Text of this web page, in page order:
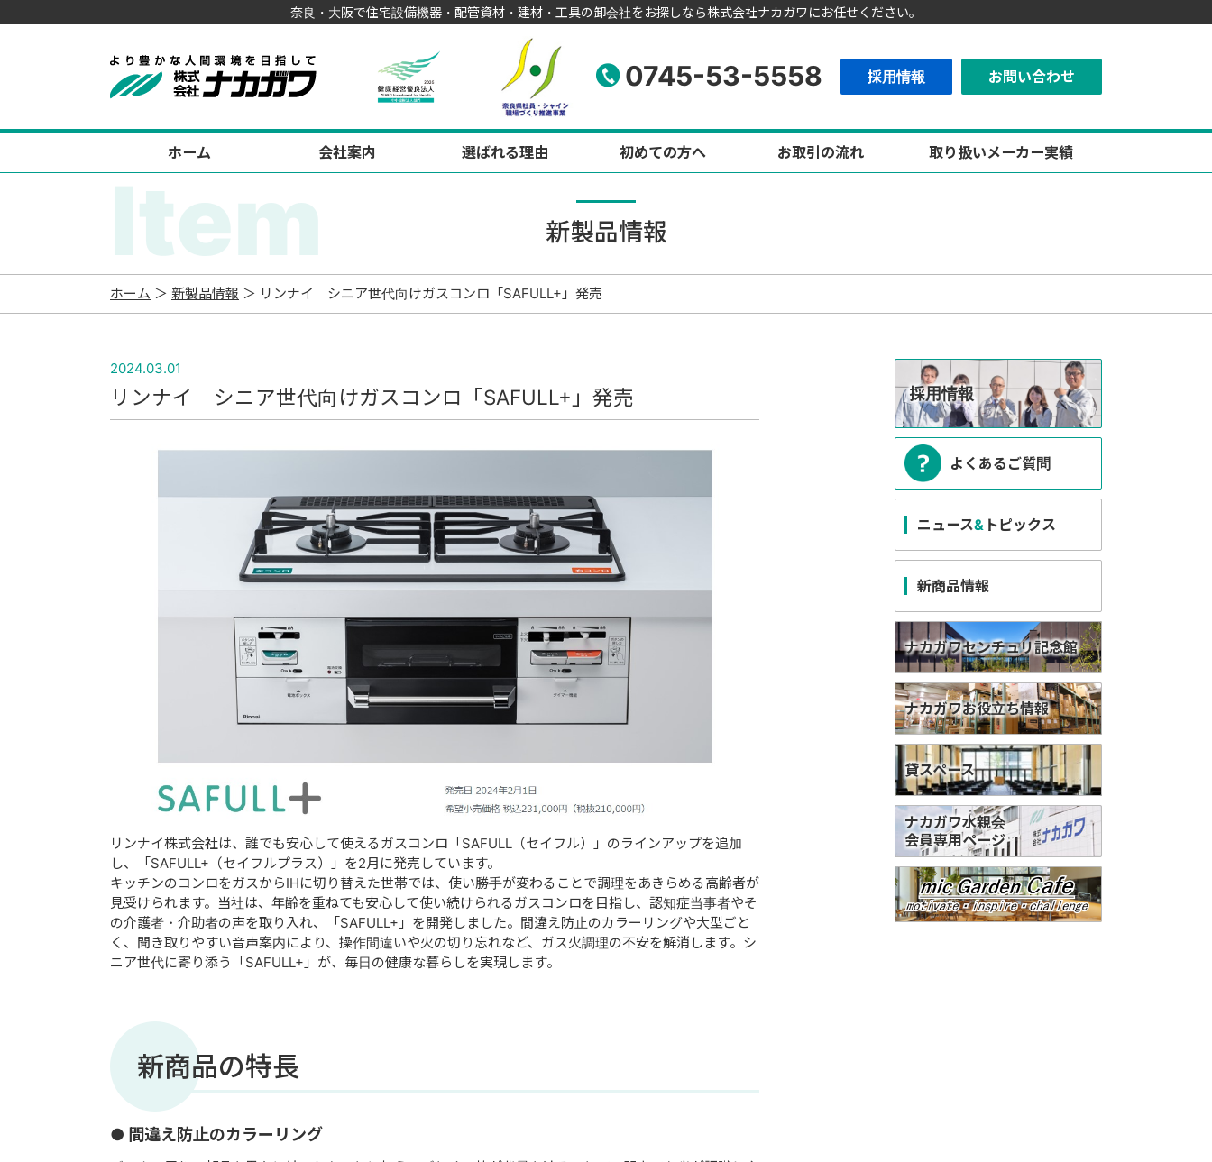
奈良・大阪で住宅設備機器・配管資材・建材・工具の卸会社をお探しなら株式会社ナカガワにお任せください。
0745-53-5558 採用情報 お問い合わせ
ホーム 会社案内 選ばれる理由 初めての方へ お取引の流れ 取り扱いメーカー実績
新製品情報
Item
ホーム ＞ 新製品情報 ＞ リンナイ シニア世代向けガスコンロ「SAFULL+」発売
2024.03.01
リンナイ シニア世代向けガスコンロ「SAFULL+」発売
リンナイ株式会社は、誰でも安心して使えるガスコンロ「SAFULL（セイフル）」のラインアップを追加
し、「SAFULL+（セイフルプラス）」を2月に発売しています。
キッチンのコンロをガスからIHに切り替えた世帯では、使い勝手が変わることで調理をあきらめる高齢者が
見受けられます。当社は、年齢を重ねても安心して使い続けられるガスコンロを目指し、認知症当事者やそ
の介護者・介助者の声を取り入れ、「SAFULL+」を開発しました。間違え防止のカラーリングや大型ごと
く、聞き取りやすい音声案内により、操作間違いや火の切り忘れなど、ガス火調理の不安を解消します。シ
ニア世代に寄り添う「SAFULL+」が、毎日の健康な暮らしを実現します。
新商品の特長
● 間違え防止のカラーリング
採用情報
よくあるご質問
ニュース& トピックス
新商品情報
ナカガワセンチュリ記念館
ナカガワお役立ち情報
貸スペース
ナカガワ水親会
会員専用ページ